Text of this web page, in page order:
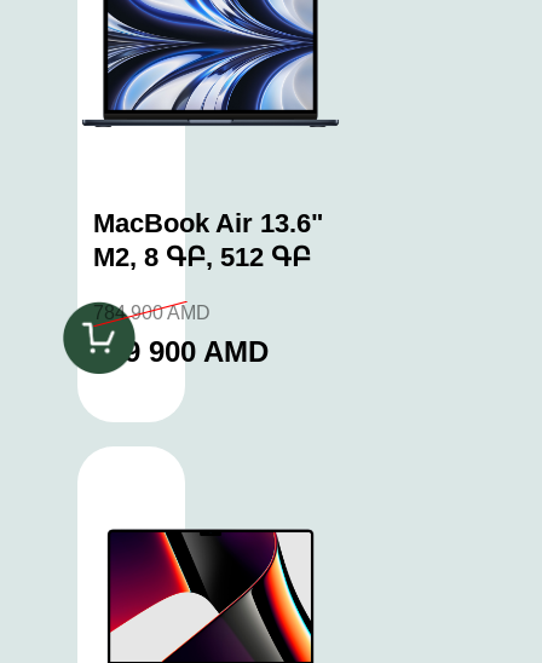
MacBook Air 13.6"
M2, 8 ԳԲ, 512 ԳԲ
749 900 AMD
784 900 AMD